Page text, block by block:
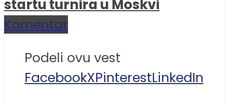
startu turnira u Moskvi
Komentar
Podeli ovu vest
FacebookXPinterestLinkedIn